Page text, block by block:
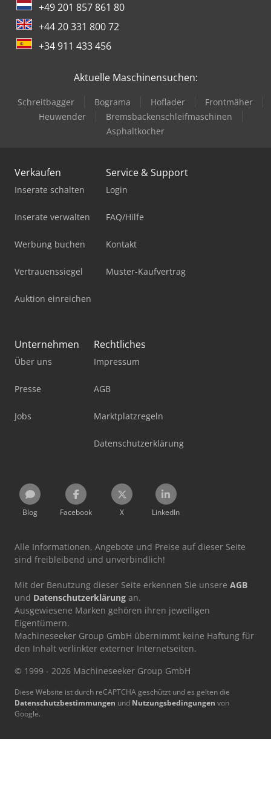
+49 201 857 861 80
+44 20 331 800 72
+34 911 433 456
Aktuelle Maschinensuchen:
Schreitbagger Bograma Hoflader
Frontmäher
Heuwender
Bremsbackenschleifmaschinen
Asphaltkocher
Verkaufen
Inserate schalten
Inserate verwalten
Werbung buchen
Vertrauenssiegel
Auktion einreichen
Service & Support
Login
FAQ/Hilfe
Kontakt
Muster-Kaufvertrag
Unternehmen
Über uns
Presse
Jobs
Rechtliches
Impressum
AGB
Marktplatzregeln
Datenschutzerklärung
Blog Facebook X LinkedIn
Alle Informationen, Angebote und Preise auf dieser Seite
sind freibleibend und unverbindlich!
Mit der Benutzung dieser Seite erkennen Sie unsere AGB
und Datenschutzerklärung an.
Ausgewiesene Marken gehören ihren jeweiligen
Eigentümern.
Machineseeker Group GmbH übernimmt keine Haftung für
den Inhalt verlinkter externer Internetseiten.
© 1999 - 2026 Machineseeker Group GmbH
Diese Website ist durch reCAPTCHA geschützt und es gelten die
Datenschutzbestimmungen und Nutzungsbedingungen von
Google.